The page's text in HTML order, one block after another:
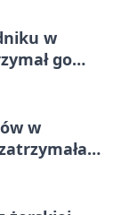
w
go
w